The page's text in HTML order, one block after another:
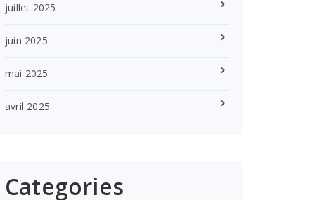
juillet 2025
juin 2025
mai 2025
avril 2025
Categories